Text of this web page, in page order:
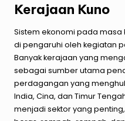
Kerajaan Kuno
Sistem ekonomi pada
di pengaruhi oleh kegiatan
Banyak kerajaan yang
sebagai sumber utama
perdagangan yang
India, Cina, dan Timur
menjadi sektor yang